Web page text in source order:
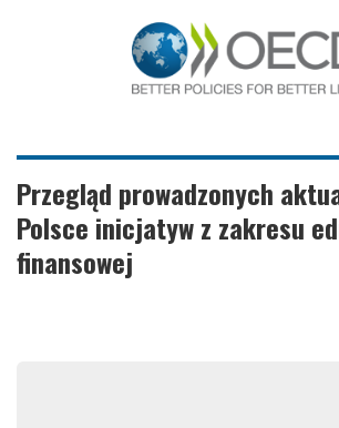
Przegląd prowadzonych
Polsce inicjatyw z zakresu
finansowej